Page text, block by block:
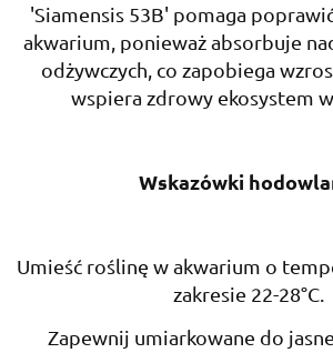
'Siamensis 53B' pomaga
akwarium, ponieważ absorbuje
odżywczych, co zapobiega
wspiera zdrowy ekosystem
Wskazówki
Umieść roślinę w akwarium o
zakresie 22-28°C.
Zapewnij umiarkowane do